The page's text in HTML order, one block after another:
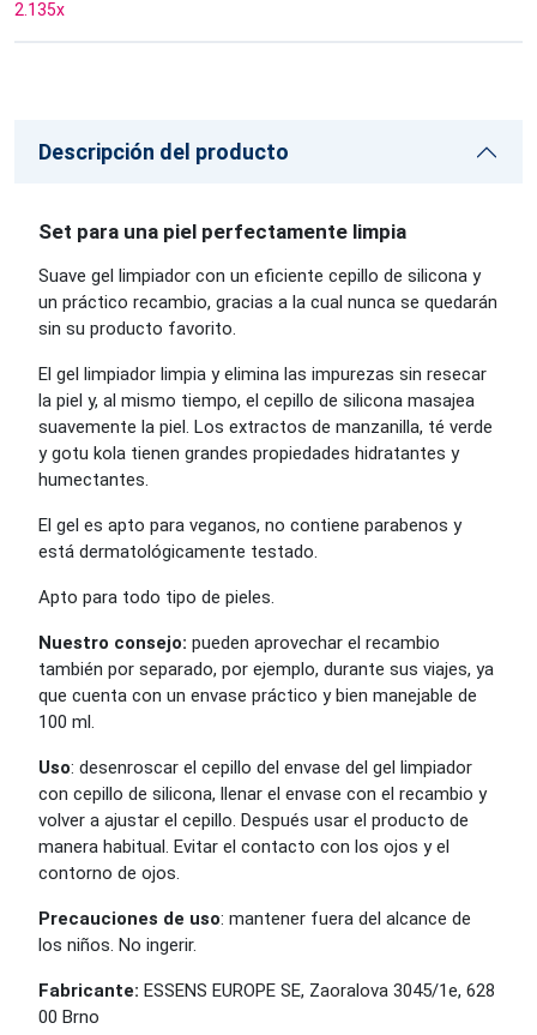
2.135x
Descripción del producto
Set para una piel perfectamente limpia
Suave gel limpiador con un eficiente cepillo de silicona y
un práctico recambio, gracias a la cual nunca se quedarán
sin su producto favorito.
El gel limpiador limpia y elimina las impurezas sin resecar
la piel y, al mismo tiempo, el cepillo de silicona masajea
suavemente la piel. Los extractos de manzanilla, té verde
y gotu kola tienen grandes propiedades hidratantes y
humectantes.
El gel es apto para veganos, no contiene parabenos y
está dermatológicamente testado.
Apto para todo tipo de pieles.
Nuestro consejo: pueden aprovechar el recambio
también por separado, por ejemplo, durante sus viajes, ya
que cuenta con un envase práctico y bien manejable de
100 ml.
Uso: desenroscar el cepillo del envase del gel limpiador
con cepillo de silicona, llenar el envase con el recambio y
volver a ajustar el cepillo. Después usar el producto de
manera habitual. Evitar el contacto con los ojos y el
contorno de ojos.
Precauciones de uso: mantener fuera del alcance de
los niños. No ingerir.
Fabricante: ESSENS EUROPE SE, Zaoralova 3045/1e, 628
00 Brno